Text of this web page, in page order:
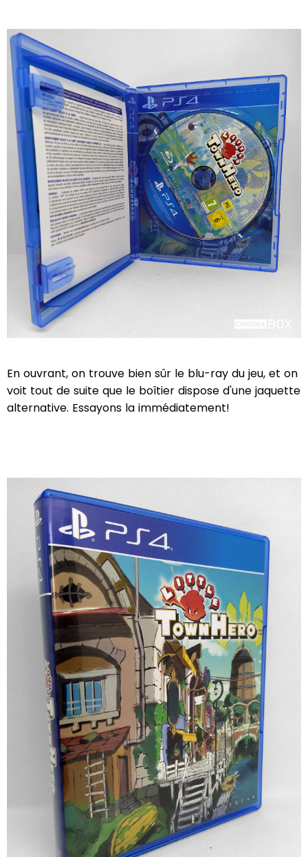
En ouvrant, on trouve bien sûr le blu-ray du jeu, et on
voit tout de suite que le boîtier dispose d'une jaquette
alternative. Essayons la immédiatement!